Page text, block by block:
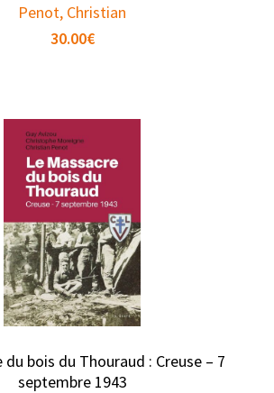
Penot, Christian
30.00€
du bois du Thouraud : Creuse – 7
septembre 1943